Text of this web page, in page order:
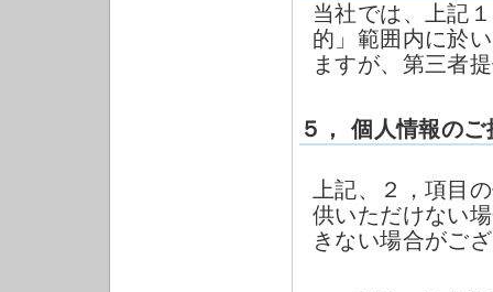
当社では、上記
的」範囲内に於
ますが、第三者
５， 個人情報の
上記、２，項目
供いただけない
きない場合がご